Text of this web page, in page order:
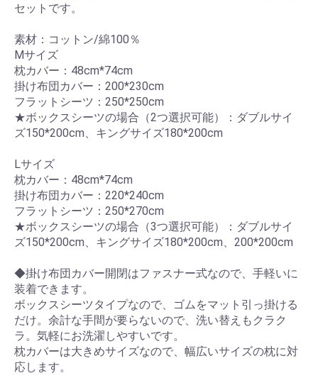
セットです。
素材：コットン/綿100％
Mサイズ
枕カバー：48cm*74cm
掛け布団カバー：200*230cm
フラットシーツ：250*250cm
★ボックスシーツの場合（2つ選択可能）：ダブルサイ
ズ150*200cm、キングサイズ180*200cm
Lサイズ
枕カバー：48cm*74cm
掛け布団カバー：220*240cm
フラットシーツ：250*270cm
★ボックスシーツの場合（3つ選択可能）：ダブルサイ
ズ150*200cm、キングサイズ180*200cm、200*200cm
◆掛け布団カバー開閉はファスナー式なので、手軽いに
装着できます。
ボックスシーツタイプなので、ゴムをマット引っ掛ける
だけ。余計な手間が要らないので、洗い替えもクラク
ラ。気軽にお洗濯しやすいです。
枕カバーは大きめサイズなので、幅広いサイズの枕に対
応します。